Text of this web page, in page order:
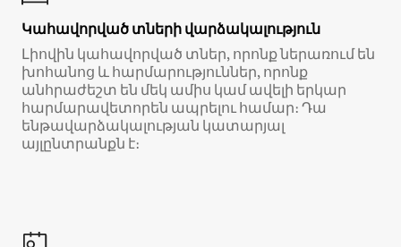
Կահավորված տների վարձակալություն
Լիովին կահավորված տներ, որոնք ներառում են
խոհանոց և հարմարություններ, որոնք
անհրաժեշտ են մեկ ամիս կամ ավելի երկար
հարմարավետորեն ապրելու համար։ Դա
ենթավարձակալության կատարյալ
այլընտրանքն է։